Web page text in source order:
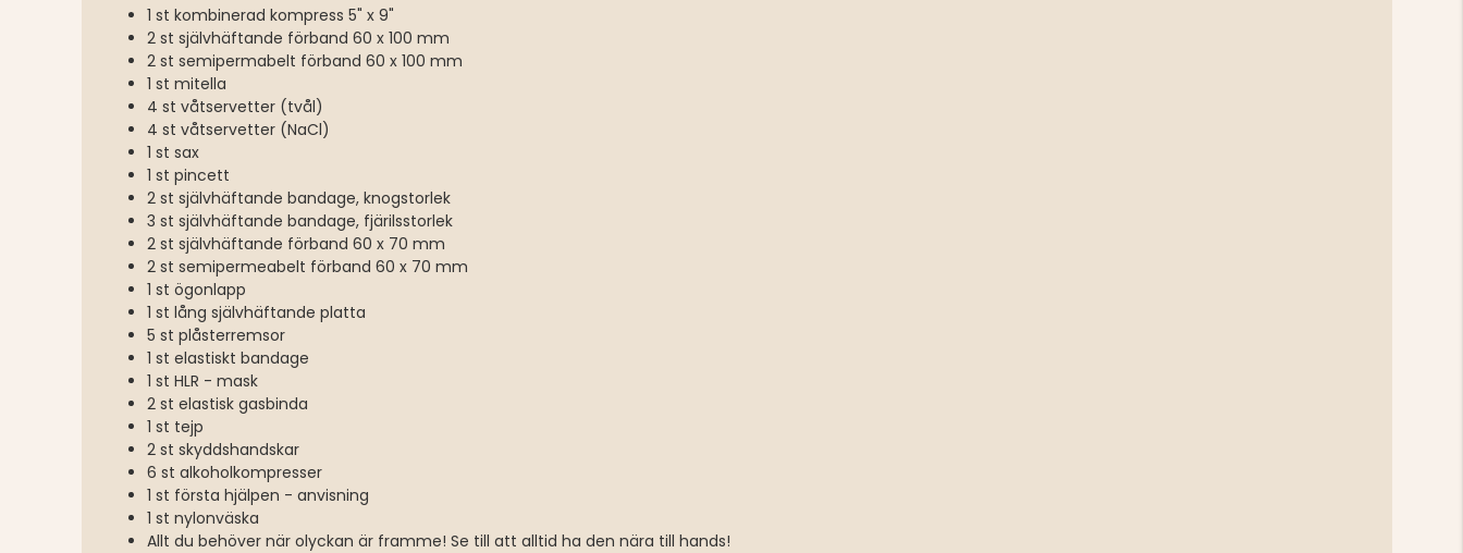
1 st kombinerad kompress 5" x 9"
2 st självhäftande förband 60 x 100 mm
2 st semipermabelt förband 60 x 100 mm
1 st mitella
4 st våtservetter (tvål)
4 st våtservetter (NaCl)
1 st sax
1 st pincett
2 st självhäftande bandage, knogstorlek
3 st självhäftande bandage, fjärilsstorlek
2 st självhäftande förband 60 x 70 mm
2 st semipermeabelt förband 60 x 70 mm
1 st ögonlapp
1 st lång självhäftande platta
5 st plåsterremsor
1 st elastiskt bandage
1 st HLR - mask
2 st elastisk gasbinda
1 st tejp
2 st skyddshandskar
6 st alkoholkompresser
1 st första hjälpen - anvisning
1 st nylonväska
Allt du behöver när olyckan är framme! Se till att alltid ha den nära till hands!